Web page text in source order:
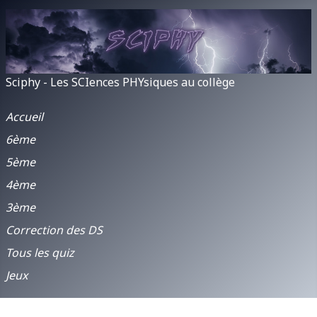
Sciphy - Les SCIences PHYsiques au collège
Accueil
6ème
5ème
4ème
3ème
Correction des DS
Tous les quiz
Jeux